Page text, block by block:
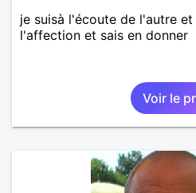
je suisà l'écoute de l'autre
l'affection et sais en donner
Voir le